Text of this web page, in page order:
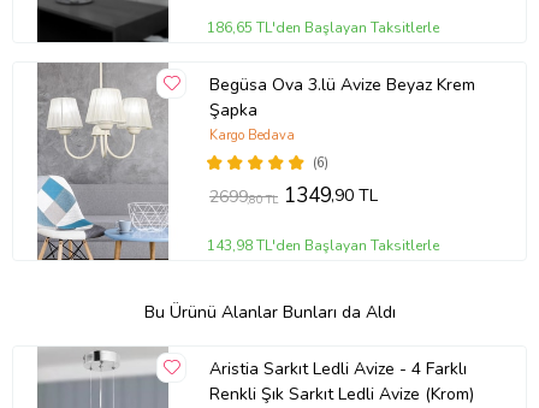
186,65 TL'den Başlayan Taksitlerle
Begüsa Ova 3.lü Avize Beyaz Krem
Şapka
(6)
Kargo Bedava
2699,80 TL 1349,90 TL
143,98 TL'den Başlayan Taksitlerle
Bu Ürünü Alanlar Bunları da Aldı
Aristia Sarkıt Ledli Avize - 4 Farklı
Renkli Şık Sarkıt Ledli Avize (Krom)